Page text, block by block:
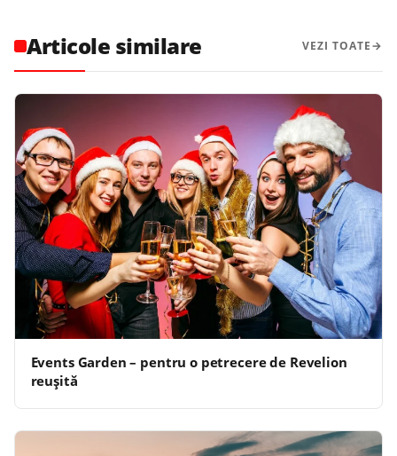
Articole similare VEZI TOATE
Events Garden – pentru o petrecere de Revelion
reușită